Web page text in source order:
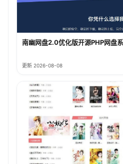
南幽网盘2.0优化版开源PHP网盘
更新 2026-08-08